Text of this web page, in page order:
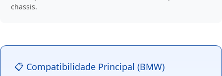
chassis.
📋 Compatibilidade Principal (BMW)